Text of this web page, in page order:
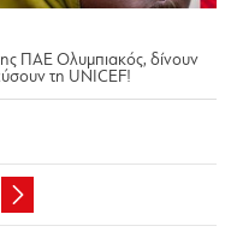
ΠΑΕ Ολυμπιακός, δίνουν
τη UNICEF!